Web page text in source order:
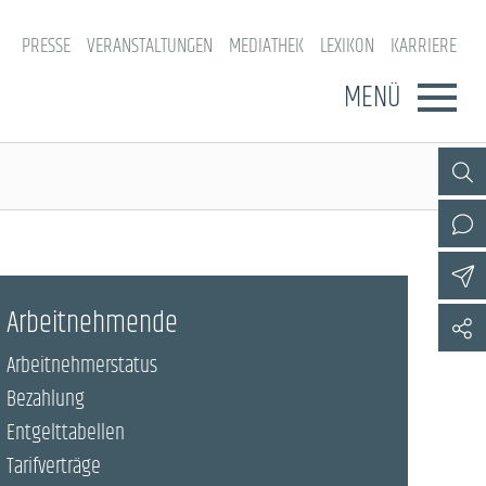
PRESSE VERANSTALTUNGEN MEDIATHEK LEXIKON KARRIERE
MENÜ
Arbeitnehmende
Arbeitnehmerstatus
Bezahlung
Entgelttabellen
Tarifverträge